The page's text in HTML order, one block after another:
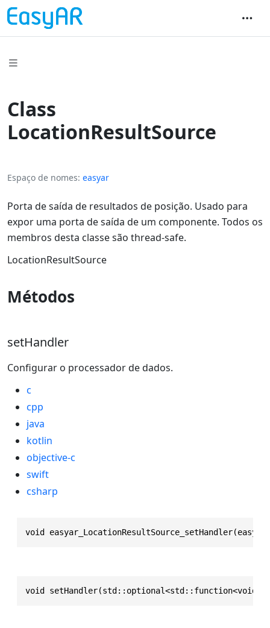
Class
LocationResultSource
Espaço de nomes easyar
Porta de saída de resultados de posição. Usado para
expor uma porta de saída de um componente. Todos os
membros desta classe são thread-safe.
LocationResultSource
Métodos
setHandler
Configurar o processador de dados.
c
cpp
java
kotlin
objective-c
swift
csharp
void
void